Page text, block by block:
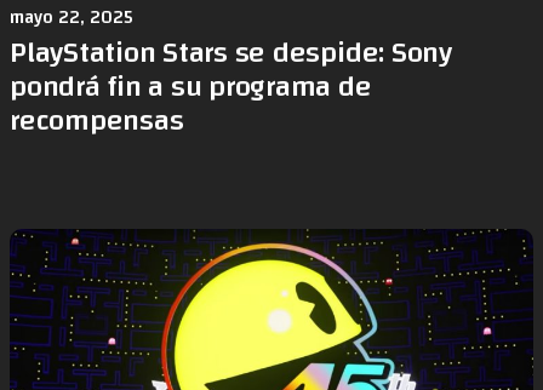
mayo 22, 2025
PlayStation Stars se despide: Sony
pondrá fin a su programa de
recompensas